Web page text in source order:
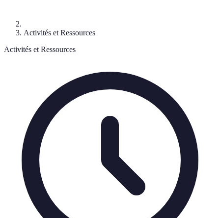
Activités et Ressources
Activités et Ressources